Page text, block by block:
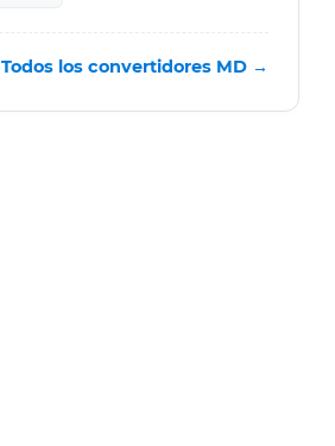
Todos los convertidores MD →